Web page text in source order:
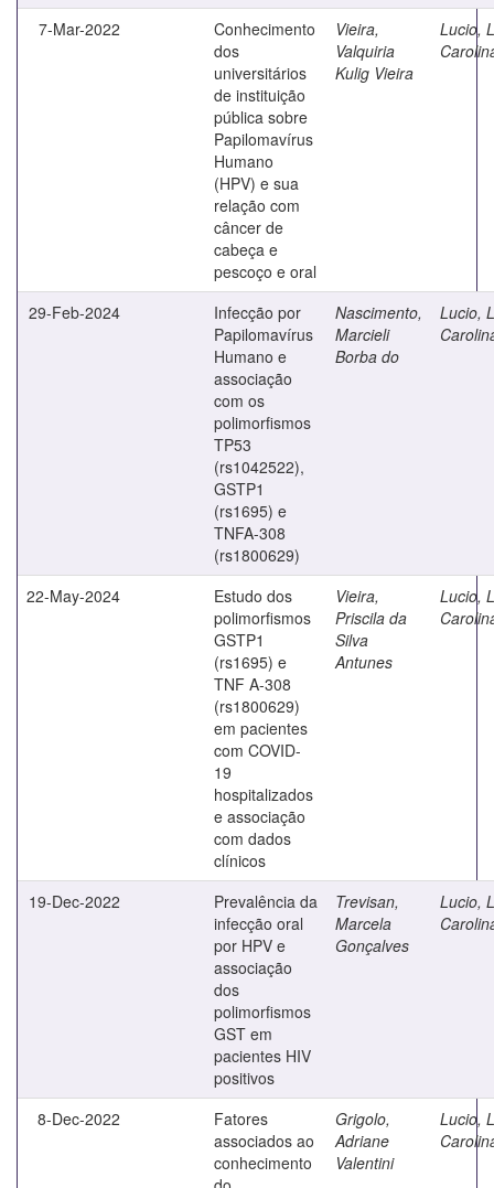
7-Mar-2022
Conhecimento
dos
universitários
de instituição
pública sobre
Papilomavírus
Humano
(HPV) e sua
relação com
câncer de
cabeça e
pescoço e oral
Vieira,
Valquiria
Kulig Vieira
Lucio,
29-Feb-2024
Infecção por
Papilomavírus
Humano e
associação
com os
polimorfismos
TP53
(rs1042522),
GSTP1
(rs1695) e
TNFA-308
(rs1800629)
Nascimento,
Marcieli
Borba do
Lucio,
22-May-2024
Estudo dos
polimorfismos
GSTP1
(rs1695) e
TNF A-308
(rs1800629)
em pacientes
com COVID-
19
hospitalizados
e associação
com dados
clínicos
Vieira,
Priscila da
Silva
Antunes
Lucio,
19-Dec-2022
Prevalência da
infecção oral
por HPV e
associação
dos
polimorfismos
GST em
pacientes HIV
positivos
Trevisan,
Marcela
Gonçalves
Lucio,
8-Dec-2022
Fatores
associados ao
conhecimento
Grigolo,
Adriane
Valentini
Lucio,